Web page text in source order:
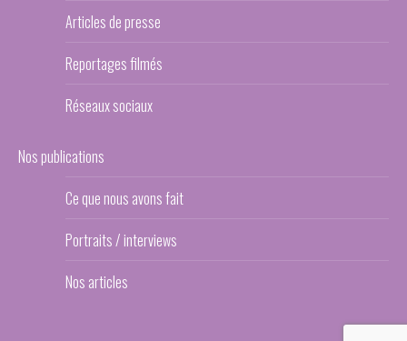
Articles de presse
Reportages filmés
Réseaux sociaux
Nos publications
Ce que nous avons fait
Portraits / interviews
Nos articles